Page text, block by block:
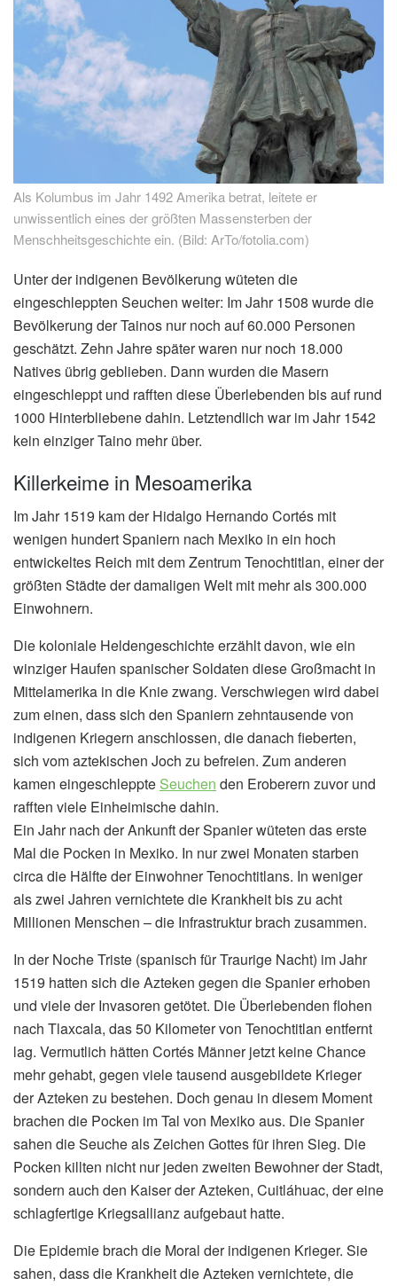
Als Kolumbus im Jahr 1492 Amerika betrat, leitete er
unwissentlich eines der größten Massensterben der
Menschheitsgeschichte ein. (Bild: ArTo/fotolia.com)
Unter der indigenen Bevölkerung wüteten die
eingeschleppten Seuchen weiter: Im Jahr 1508 wurde die
Bevölkerung der Tainos nur noch auf 60.000 Personen
geschätzt. Zehn Jahre später waren nur noch 18.000
Natives übrig geblieben. Dann wurden die Masern
eingeschleppt und rafften diese Überlebenden bis auf rund
1000 Hinterbliebene dahin. Letztendlich war im Jahr 1542
kein einziger Taino mehr über.
Killerkeime in Mesoamerika
Im Jahr 1519 kam der Hidalgo Hernando Cortés mit
wenigen hundert Spaniern nach Mexiko in ein hoch
entwickeltes Reich mit dem Zentrum Tenochtitlan, einer der
größten Städte der damaligen Welt mit mehr als 300.000
Einwohnern.
Die koloniale Heldengeschichte erzählt davon, wie ein
winziger Haufen spanischer Soldaten diese Großmacht in
Mittelamerika in die Knie zwang. Verschwiegen wird dabei
zum einen, dass sich den Spaniern zehntausende von
indigenen Kriegern anschlossen, die danach fieberten,
sich vom aztekischen Joch zu befreien. Zum anderen
kamen eingeschleppte Seuchen den Eroberern zuvor und
rafften viele Einheimische dahin.
Ein Jahr nach der Ankunft der Spanier wüteten das erste
Mal die Pocken in Mexiko. In nur zwei Monaten starben
circa die Hälfte der Einwohner Tenochtitlans. In weniger
als zwei Jahren vernichtete die Krankheit bis zu acht
Millionen Menschen – die Infrastruktur brach zusammen.
In der Noche Triste (spanisch für Traurige Nacht) im Jahr
1519 hatten sich die Azteken gegen die Spanier erhoben
und viele der Invasoren getötet. Die Überlebenden flohen
nach Tlaxcala, das 50 Kilometer von Tenochtitlan entfernt
lag. Vermutlich hätten Cortés Männer jetzt keine Chance
mehr gehabt, gegen viele tausend ausgebildete Krieger
der Azteken zu bestehen. Doch genau in diesem Moment
brachen die Pocken im Tal von Mexiko aus. Die Spanier
sahen die Seuche als Zeichen Gottes für ihren Sieg. Die
Pocken killten nicht nur jeden zweiten Bewohner der Stadt,
sondern auch den Kaiser der Azteken, Cuitláhuac, der eine
schlagfertige Kriegsallianz aufgebaut hatte.
Die Epidemie brach die Moral der indigenen Krieger. Sie
sahen, dass die Krankheit die Azteken vernichtete, die